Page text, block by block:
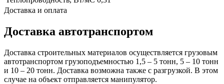
Доставка и оплата
Доставка автотранспортом
Доставка строительных материалов осуществляется грузовым
автотранспортом грузоподъемностью 1,5 – 5 тонн, 5 – 10 тонн
и 10 – 20 тонн. Доставка возможна также с разгрузкой. В этом
случае на объект отправляется манипулятор.